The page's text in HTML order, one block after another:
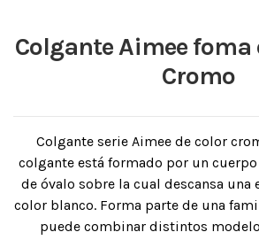
Colgante Aimee foma
Cromo
Colgante serie Aimee de color
colgante está formado por un
de óvalo sobre la cual descansa una
color blanco. Forma parte de una
puede combinar distintos